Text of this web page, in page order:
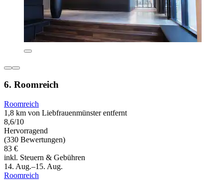
6. Roomreich
Roomreich
1,8 km von Liebfrauenmünster entfernt
8,6/10
Hervorragend
(330 Bewertungen)
83 €
inkl. Steuern & Gebühren
14. Aug.–15. Aug.
Roomreich